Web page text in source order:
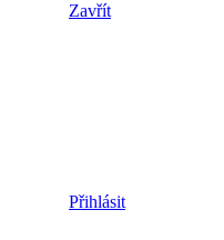
Zavřít
Přihlásit